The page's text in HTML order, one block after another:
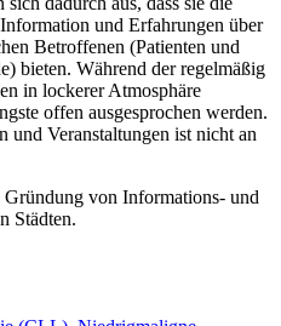
und Erfahrungen über
Betroffenen (Patienten und
bieten. Während der regelmäßig
in lockerer Atmosphäre
offen ausgesprochen werden.
und Veranstaltungen ist nicht an
von Informations- und
Städten.